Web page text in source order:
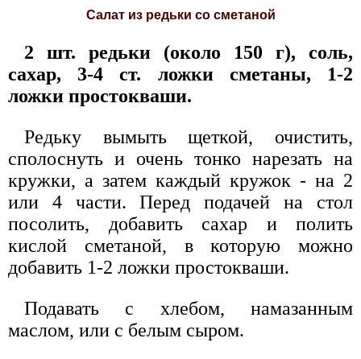
Салат из редьки со сметаной
2 шт. редьки (около 150 г), соль,
сахар, 3-4 ст. ложки сметаны, 1-2
ложки простокваши.
Редьку вымыть щеткой, очистить,
сполоснуть и очень тонко нарезать на
кружки, а затем каждый кружок - на 2
или 4 части. Перед подачей на стол
посолить, добавить сахар и полить
кислой сметаной, в которую можно
добавить 1-2 ложки простокваши.
Подавать с хлебом, намазанным
маслом, или с белым сыром.